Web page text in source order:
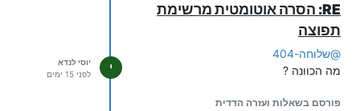
RE: הסרה אוטומטית מרשימת
תפוצה
@שלוחה-404
מה הכוונה ?
פורסם בשאלות ועזרה הדדית
י
יוסי לנדא
לפני 15 ימים